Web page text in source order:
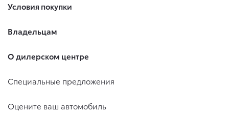
Условия покупки
Владельцам
О дилерском центре
Специальные предложения
Оцените ваш автомобиль